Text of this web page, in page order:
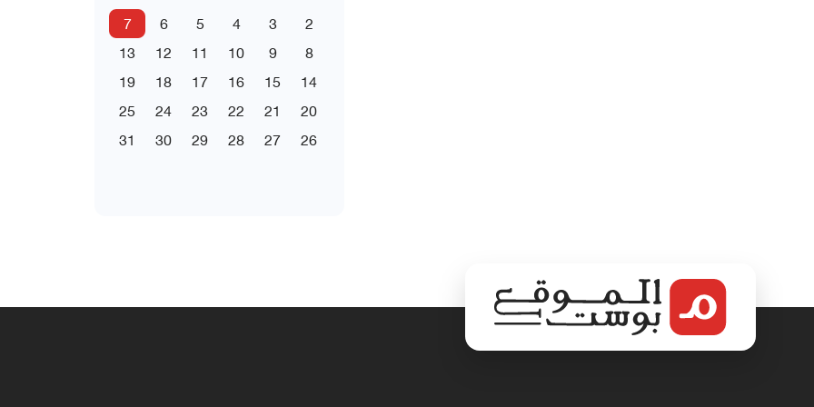
2
3
4
5
6
7
8
9
10
11
12
13
14
15
16
17
18
19
20
21
22
23
24
25
26
27
28
29
30
31